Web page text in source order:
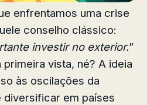
enfrentamos uma crise
conselho clássico:
investir no exterior.”
vista, né? A ideia
às oscilações da
diversificar em países